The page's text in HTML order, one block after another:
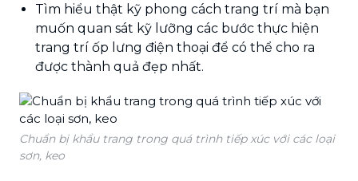
Tìm hiểu thật kỹ phong cách trang trí mà bạn
muốn quan sát kỹ lưỡng các bước thực hiện
trang trí ốp lưng điện thoại để có thể cho ra
được thành quả đẹp nhất.
Chuẩn bị khẩu trang trong quá trình tiếp xúc với các loại
sơn, keo